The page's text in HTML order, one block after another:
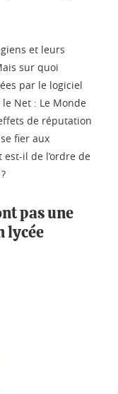
et leurs
sur quoi
par le logiciel
Net : Le Monde
de réputation
fier aux
il de l’ordre de
pas une
lycée